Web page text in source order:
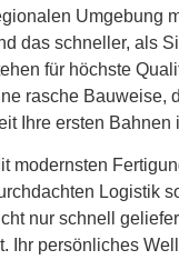
Umgebung
das schneller, als
für höchste
rasche Bauweise,
Ihre ersten Bahnen
modernsten
Logistik
nur schnell
Ihr persönliches